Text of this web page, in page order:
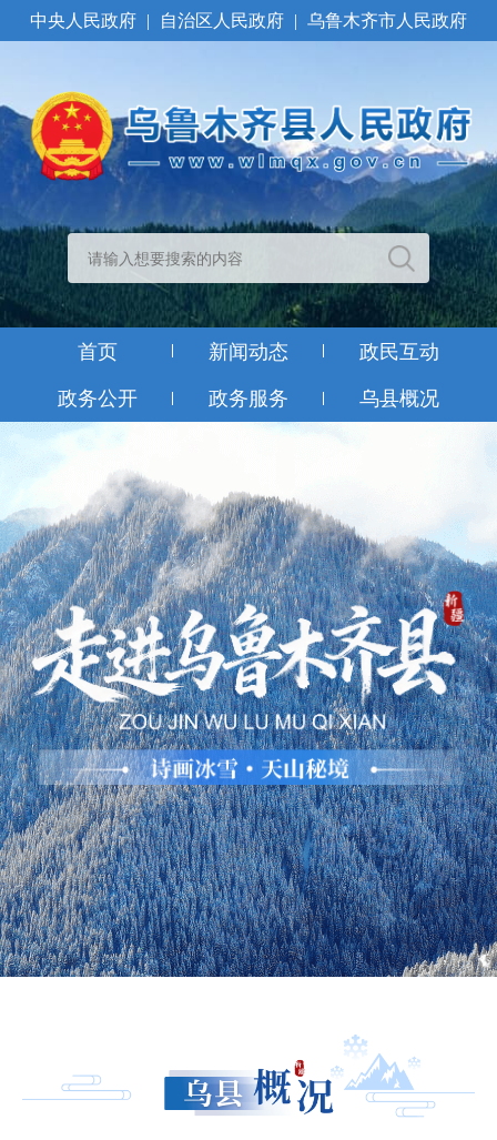
中央人民政府 | 自治区人民政府 | 乌鲁木齐市人民政府
首页 新闻动态 政民互动
政务公开 政务服务 乌县概况